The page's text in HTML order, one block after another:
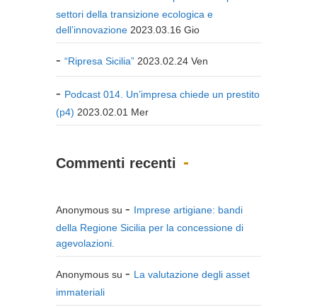
settori della transizione ecologica e
dell’innovazione 2023.03.16 Gio
“Ripresa Sicilia” 2023.02.24 Ven
Podcast 014. Un’impresa chiede un prestito
(p4) 2023.02.01 Mer
Commenti recenti
Anonymous su
Imprese artigiane: bandi
della Regione Sicilia per la concessione di
agevolazioni.
Anonymous su
La valutazione degli asset
immateriali